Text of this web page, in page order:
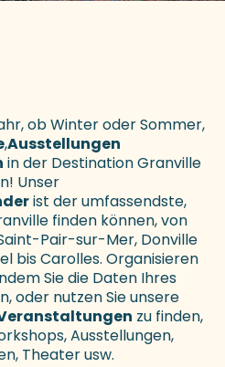
aux favoris
ob Winter oder Sommer,
,Ausstellungen
in der Destination Granville
Unser
ist der umfassendste,
finden können, von
Pair-sur-Mer, Donville
bis Carolles. Organisieren
Sie die Daten Ihres
oder nutzen Sie unsere
zu finden,
Ausstellungen,
Theater usw.